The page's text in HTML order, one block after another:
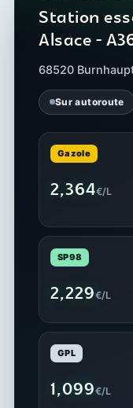
Station
Alsace -
68520
Sur autoroute
Gazole
2,364€/L
SP98
2,229€/L
GPL
1,099€/L